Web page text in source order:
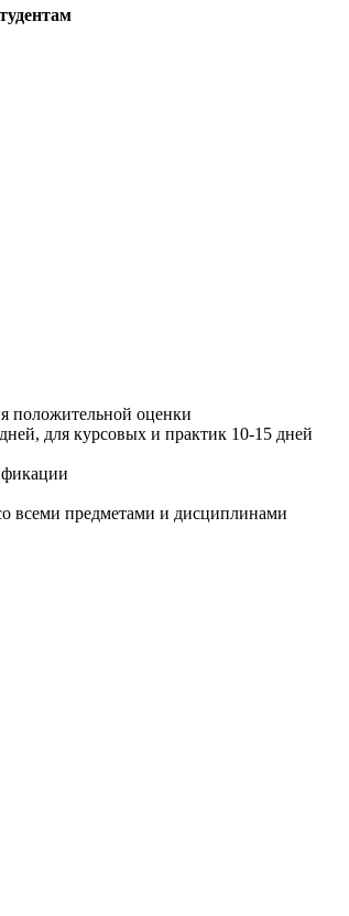
положительной оценки
для курсовых и практик 10-15 дней
всеми предметами и дисциплинами